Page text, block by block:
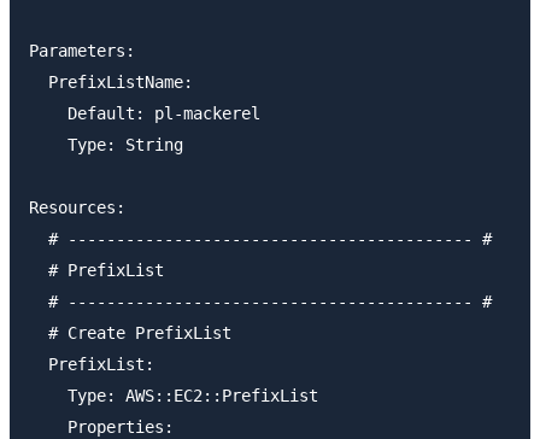
Parameters:
  PrefixListName:
    Default: pl-mackerel
    Type: String
Resources:
  # ------------------------------------------ #
  # PrefixList
  # ------------------------------------------ #
  # Create PrefixList
  PrefixList:
    Type: AWS::EC2::PrefixList
    Properties: